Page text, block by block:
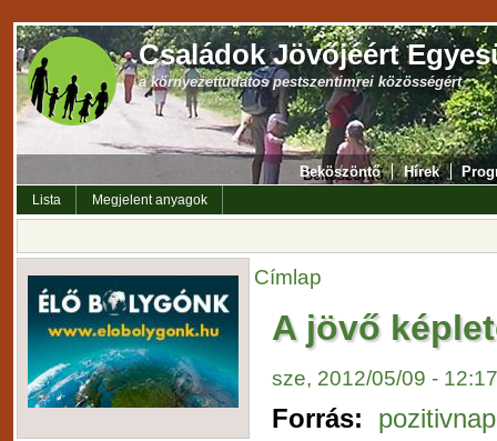
Családok Jövőjéért
a környezettudatos pestszentimrei közösségért
Beköszöntő Hírek
Lista Megjelent anyagok
Címlap
A jövő
sze, 2012/05/09 - 12:17
Forrás: